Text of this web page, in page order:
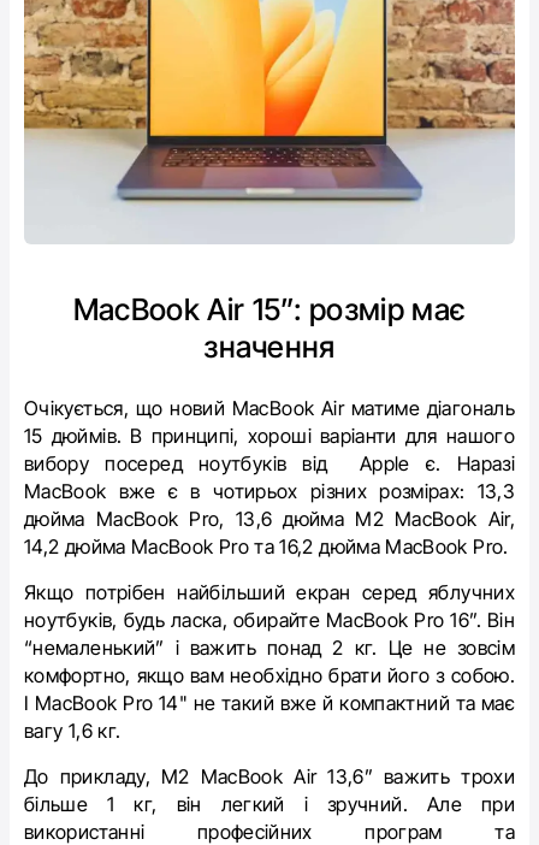
MacBook Air 15”: розмір має
значення
Очікується, що новий MacBook Air матиме діагональ
15 дюймів. В принципі, хороші варіанти для нашого
вибору посеред ноутбуків від Apple є. Наразі
MacBook вже є в чотирьох різних розмірах: 13,3
дюйма MacBook Pro, 13,6 дюйма M2 MacBook Air,
14,2 дюйма MacBook Pro та 16,2 дюйма MacBook Pro.
Якщо потрібен найбільший екран серед яблучних
ноутбуків, будь ласка, обирайте MacBook Pro 16”. Він
“немаленький” і важить понад 2 кг. Це не зовсім
комфортно, якщо вам необхідно брати його з собою.
І MacBook Pro 14" не такий вже й компактний та має
вагу 1,6 кг.
До прикладу, M2 MacBook Air 13,6” важить трохи
більше 1 кг, він легкий і зручний. Але при
використанні професійних програм та